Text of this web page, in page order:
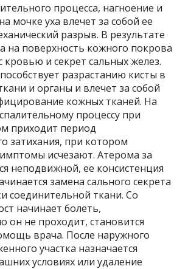
процесса, нагноение и
мочке уха влечет за собой ее
разрыв. В результате
на поверхность кожного покрова
кровью и секрет сальных желез.
разрастанию кисты в
и органы и влечет за собой
кожных тканей. На
процессу при
приходит период
затихания, при котором
исчезают. Атерома за
неподвижной, ее консистенция
замена сального секрета
соединительной ткани. Со
начинает болеть,
он не проходит, становится
врача. После наружного
участка назначается
условиях или удаление